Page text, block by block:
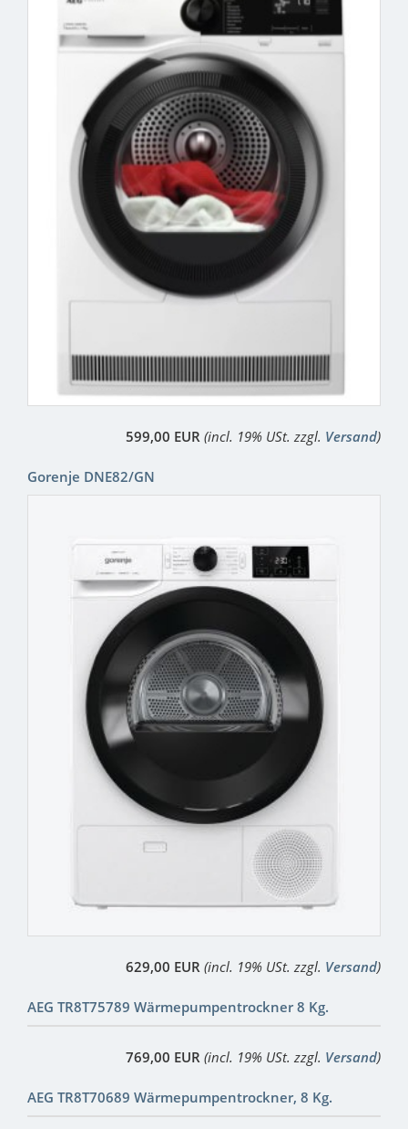
599,00 EUR (incl. 19% USt. zzgl. Versand)
Gorenje DNE82/GN
629,00 EUR (incl. 19% USt. zzgl. Versand)
AEG TR8T75789 Wärmepumpentrockner 8 Kg.
769,00 EUR (incl. 19% USt. zzgl. Versand)
AEG TR8T70689 Wärmepumpentrockner, 8 Kg.